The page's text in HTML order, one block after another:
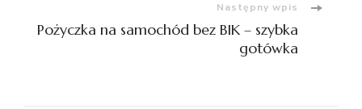
Następny wpis
Pożyczka na samochód bez BIK – szybka
gotówka